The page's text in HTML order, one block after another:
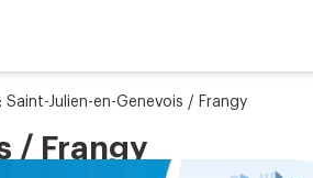
Saint-Julien-en-Genevois / Frangy
/ Frangy